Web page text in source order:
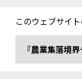
このウェブサイト
『農業集落境